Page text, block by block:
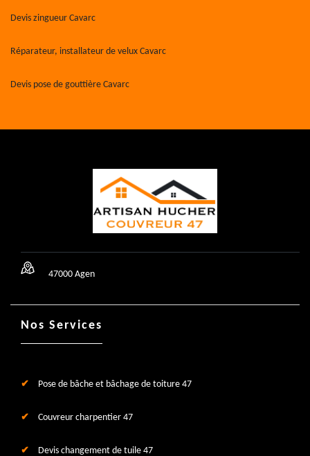
Devis zingueur Cavarc
Réparateur, installateur de velux Cavarc
Devis pose de gouttière Cavarc
47000 Agen
Nos Services
Pose de bâche et bâchage de toiture 47
Couvreur charpentier 47
Devis changement de tuile 47